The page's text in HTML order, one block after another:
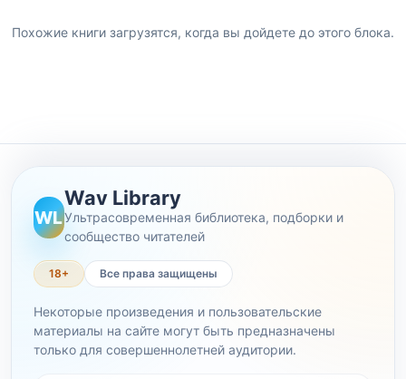
Похожие книги загрузятся, когда вы дойдете до этого блока.
WL
Wav Library
Ультрасовременная библиотека, подборки и
сообщество читателей
18+ Все права защищены
Некоторые произведения и пользовательские
материалы на сайте могут быть предназначены
только для совершеннолетней аудитории.